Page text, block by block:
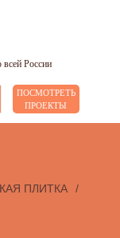
России
ПОСМОТРЕТЬ
ПРОЕКТЫ
ПЛИТКА
/